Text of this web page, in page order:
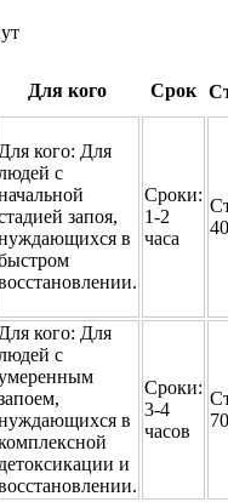
Для кого Срок
Для кого: Для
с
запоя,
в
Сроки:
1-2
часа
Для кого: Для
с
в
детоксикации и
Сроки:
3-4
часов